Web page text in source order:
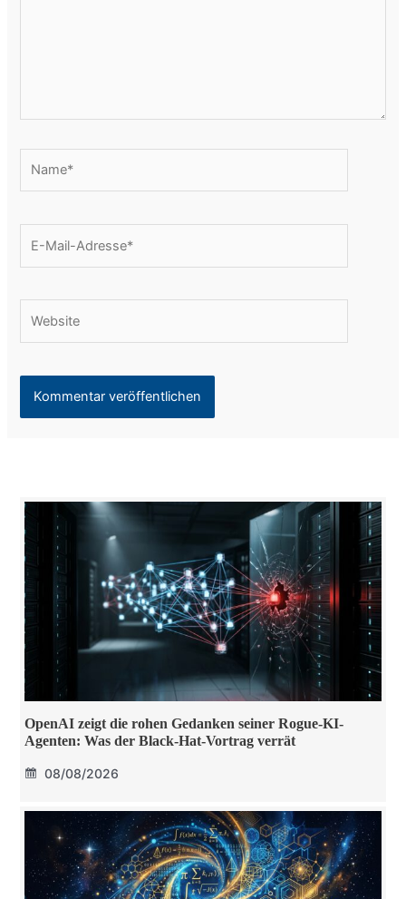
Mail-
OpenAI zeigt die rohen Gedanken seiner Rogue-KI-
Agenten: Was der Black-Hat-Vortrag verrät
08/08/2026